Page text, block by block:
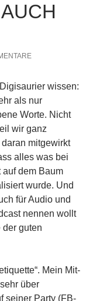
wissen:
als nur
Worte. Nicht
wir ganz
mitgewirkt
alles was bei
auf dem Baum
wurde. Und
für Audio und
nennen wollt
der guten
Mein Mit-
über
seiner Party (FB-